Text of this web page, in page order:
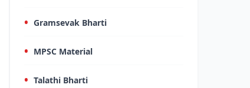
Gramsevak Bharti
MPSC Material
Talathi Bharti